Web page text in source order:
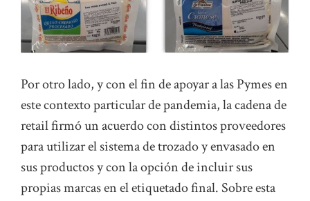
Por otro lado, y con el fin de apoyar a las Pymes en
este contexto particular de pandemia, la cadena de
retail firmó un acuerdo con distintos proveedores
para utilizar el sistema de trozado y envasado en
sus productos y con la opción de incluir sus
propias marcas en el etiquetado final. Sobre esta